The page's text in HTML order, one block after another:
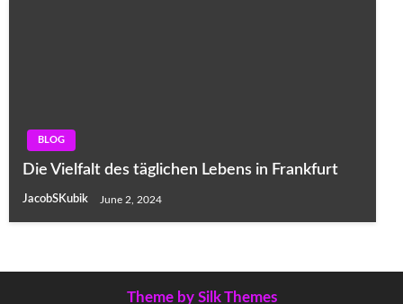
BLOG
Die Vielfalt des täglichen Lebens in Frankfurt
JacobSKubik June 2, 2024
Theme by Silk Themes